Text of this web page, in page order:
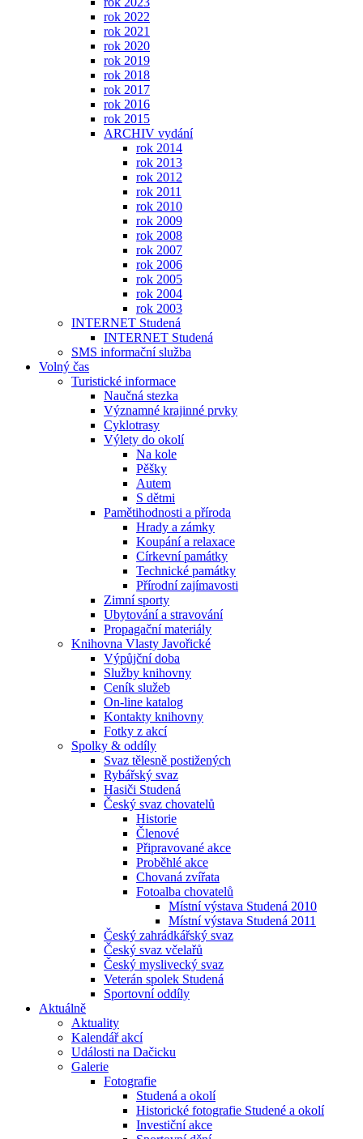
rok 2022
rok 2021
rok 2020
rok 2019
rok 2018
rok 2017
rok 2016
rok 2015
ARCHIV vydání
rok 2014
rok 2013
rok 2012
rok 2011
rok 2010
rok 2009
rok 2008
rok 2007
rok 2006
rok 2005
rok 2004
rok 2003
INTERNET Studená
INTERNET Studená
SMS informační služba
Volný čas
Turistické informace
Naučná stezka
Významné krajinné prvky
Cyklotrasy
Výlety do okolí
Na kole
Pěšky
Autem
S dětmi
Pamětihodnosti a příroda
Hrady a zámky
Koupání a relaxace
Církevní památky
Technické památky
Přírodní zajímavosti
Zimní sporty
Ubytování a stravování
Propagační materiály
Knihovna Vlasty Javořické
Výpůjční doba
Služby knihovny
Ceník služeb
On-line katalog
Kontakty knihovny
Fotky z akcí
Spolky & oddíly
Svaz tělesně postižených
Rybářský svaz
Hasiči Studená
Český svaz chovatelů
Historie
Členové
Připravované akce
Proběhlé akce
Chovaná zvířata
Fotoalba chovatelů
Místní výstava Studená 2010
Místní výstava Studená 2011
Český zahrádkářský svaz
Český svaz včelařů
Český myslivecký svaz
Veterán spolek Studená
Sportovní oddíly
Aktuálně
Aktuality
Kalendář akcí
Události na Dačicku
Galerie
Fotografie
Studená a okolí
Historické fotografie Studené a okolí
Investiční akce